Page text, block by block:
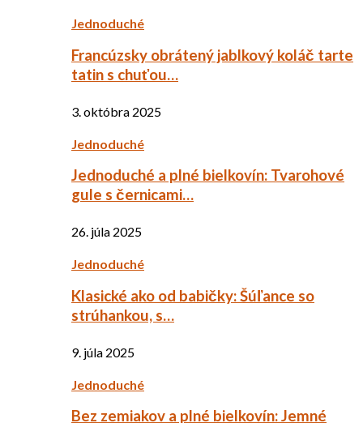
Jednoduché
Francúzsky obrátený jablkový koláč tarte
tatin s chuťou…
3. októbra 2025
Jednoduché
Jednoduché a plné bielkovín: Tvarohové
gule s černicami…
26. júla 2025
Jednoduché
Klasické ako od babičky: Šúľance so
strúhankou, s…
9. júla 2025
Jednoduché
Bez zemiakov a plné bielkovín: Jemné